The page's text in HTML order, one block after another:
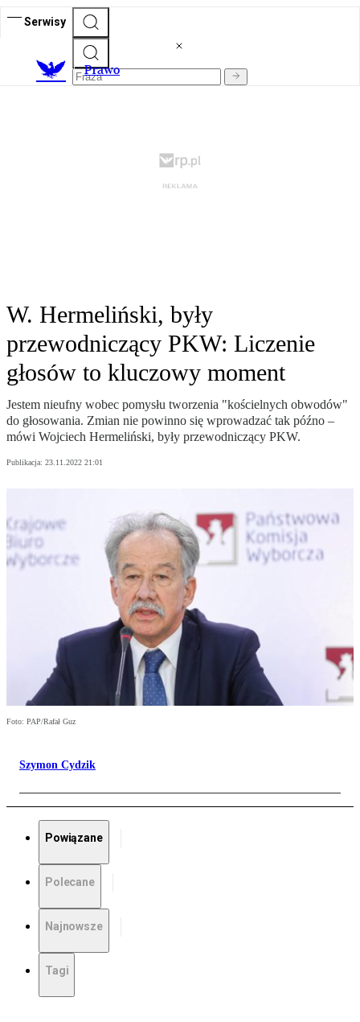
Serwisy
Prawo
W. Hermeliński, były
przewodniczący PKW: Liczenie
głosów to kluczowy moment
Jestem nieufny wobec pomysłu tworzenia "kościelnych obwodów"
do głosowania. Zmian nie powinno się wprowadzać tak późno –
mówi Wojciech Hermeliński, były przewodniczący PKW.
Publikacja: 23.11.2022 21:01
Foto: PAP/Rafał Guz
Szymon Cydzik
Powiązane
Polecane
Najnowsze
Tagi